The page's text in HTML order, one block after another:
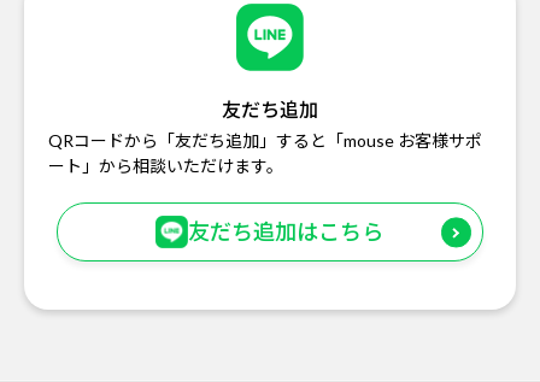
友だち追加
QRコードから「友だち追加」すると「mouse お客様サポ
ート」から相談いただけます。
友だち追加はこちら